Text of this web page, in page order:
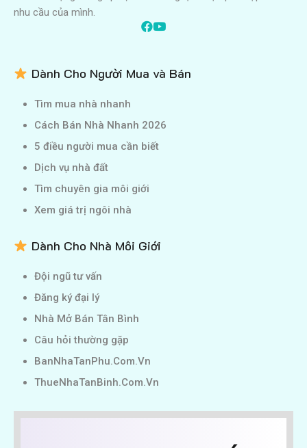
nhu cầu của mình.
Dành Cho Người Mua và Bán
Tìm mua nhà nhanh
Cách Bán Nhà Nhanh 2026
5 điều người mua cần biết
Dịch vụ nhà đất
Tìm chuyên gia môi giới
Xem giá trị ngôi nhà
Dành Cho Nhà Môi Giới
Đội ngũ tư vấn
Đăng ký đại lý
Nhà Mở Bán Tân Bình
Câu hỏi thường gặp
BanNhaTanPhu.Com.Vn
ThueNhaTanBinh.Com.Vn